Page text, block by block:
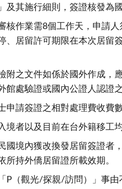
及其施行細則，簽證核發為
核作業需8個工作天，申請
、居留許可期限在本次居留
附之文件如係於國外作成，
館處驗證或國內公證人認證
申請簽證之相對處理費收費
境者以及目前在台外籍移工均
國境內獲改換發居留簽證者
所持外僑居留證所載效期。
P（觀光/探親/訪問）」事